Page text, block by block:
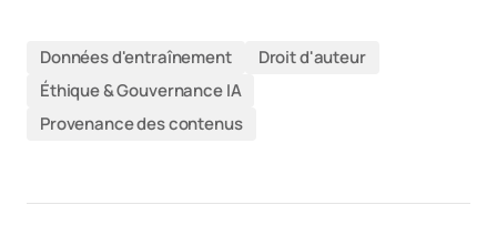
Données d'entraînement
Droit d'auteur
Éthique & Gouvernance IA
Provenance des contenus